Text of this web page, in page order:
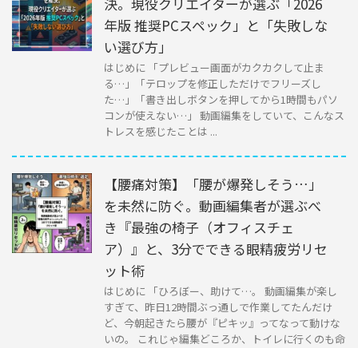
年版 推奨PCスペック」と「失敗しな
い選び方」
はじめに 「プレビュー画面がカクカクして止ま
る…」「テロップを修正しただけでフリーズし
た…」「書き出しボタンを押してから1時間もパソ
コンが使えない…」 動画編集をしていて、こんなス
トレスを感じたことは ...
【腰痛対策】「腰が爆発しそう…」
を未然に防ぐ。動画編集者が選ぶべ
き『最強の椅子（オフィスチェ
ア）』と、3分でできる眼精疲労リセ
ット術
はじめに 「ひろぼー、助けて…。 動画編集が楽し
すぎて、昨日12時間ぶっ通しで作業してたんだけ
ど、今朝起きたら腰が『ピキッ』ってなって動けな
いの。 これじゃ編集どころか、トイレに行くのも命